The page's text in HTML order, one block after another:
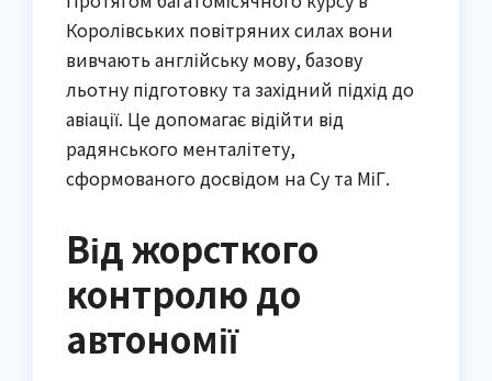
Королівських повітряних силах вони
вивчають англійську мову, базову
льотну підготовку та західний підхід до
авіації. Це допомагає відійти від
радянського менталітету,
сформованого досвідом на Су та МіГ.
Від жорсткого
контролю до
автономії